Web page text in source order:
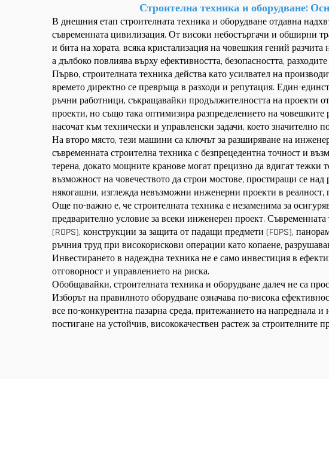
Строителна техника и оборудване:
В днешния етап строителната техника и оборудване отдавна
съвременната цивилизация. От високи небостъргачи и обширни
и бита на хората, всяка кристализация на човешкия гений
а дълбоко повлиява върху ефективността, безопасността,
Първо, строителната техника действа като усилвател на
времето директно се превръща в разходи и репутация. Един-
ръчни работници, съкращавайки продължителността на проекти
проекти, но също така оптимизира разпределението на
насочат към технически и управленски задачи, което значително
На второ място, тези машини са ключът за разширяване на
съвременната строителна техника с безпрецедентна точност и
терена, докато мощните кранове могат прецизно да вдигат
възможност на човечеството да строи мостове, простиращи се
някогашни, изглежда невъзможни инженерни проекти в реалност,
Още по-важно е, че строителната техника е незаменима за
предварително условие за всеки инженерен проект.
(ROPS), конструкции за защита от падащи предмети (FOPS),
ръчния труд при високорискови операции като копаене,
Инвестирането в надеждна техника не е само инвестиция в
отговорност и управлението на риска.
Обобщавайки, строителната техника и оборудване далеч не са
Изборът на правилното оборудване означава по-висока
все по-конкурентна пазарна среда, притежанието на напреднала
постигане на устойчив, висококачествен растеж за строителните